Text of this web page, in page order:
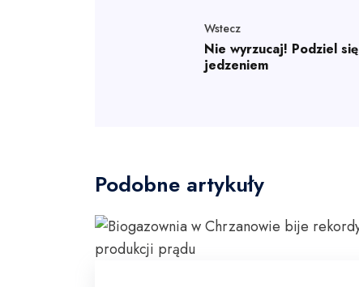
Wstecz
Nie wyrzucaj! Podziel się
jedzeniem
Podobne artykuły